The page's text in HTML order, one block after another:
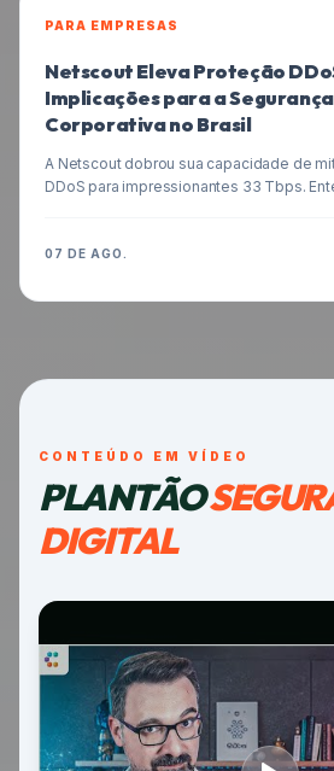
PARA EMPRESAS
Netscout Eleva Proteção
Implicações para a
Corporativa no Brasil
A Netscout dobrou sua capacidade de
DDoS para impressionantes 33 Tbps.
pode se proteger em um cenário de
07 DE AGO.
CONTEÚDO EM VÍDEO
PLANTÃO
DIGITAL